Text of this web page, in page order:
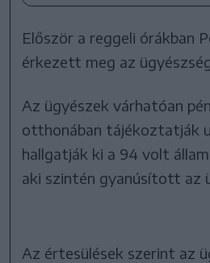
Először a reggeli órákban
érkezett meg az
Az ügyészek várhatóan
otthonában tájékoztatják
hallgatják ki a 94 volt
aki szintén gyanúsított az
Az értesülések szerint az